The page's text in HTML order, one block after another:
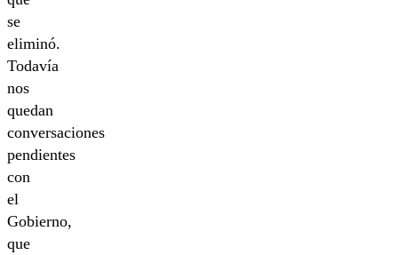
se
eliminó.
Todavía
nos
quedan
conversaciones
pendientes
con
el
Gobierno,
que